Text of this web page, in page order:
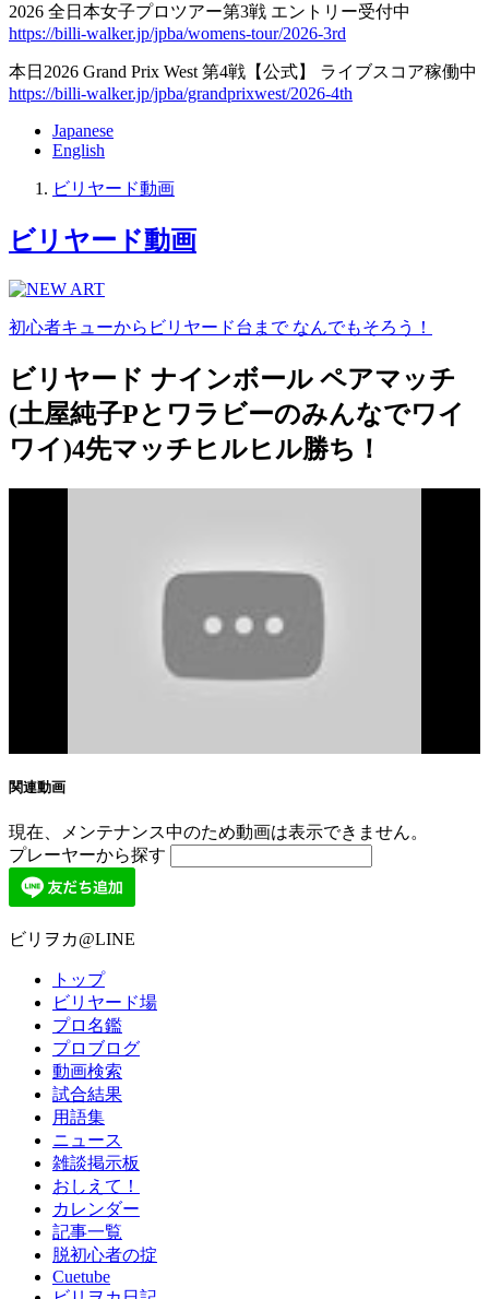
2026 全日本女子プロツアー第3戦 エントリー受付中
https://billi-walker.jp/jpba/womens-tour/2026-3rd
本日2026 Grand Prix West 第4戦【公式】 ライブスコア稼働中
https://billi-walker.jp/jpba/grandprixwest/2026-4th
Japanese
English
ビリヤード動画
ビリヤード動画
初心者キューからビリヤード台まで なんでもそろう！
ビリヤード ナインボール ペアマッチ
(土屋純子Pとワラビーのみんなでワイ
ワイ)4先マッチヒルヒル勝ち！
関連動画
現在、メンテナンス中のため動画は表示できません。
プレーヤーから探す
ビリヲカ@LINE
トップ
ビリヤード場
プロ名鑑
プロブログ
動画検索
試合結果
用語集
ニュース
雑談掲示板
おしえて！
カレンダー
記事一覧
脱初心者の掟
Cuetube